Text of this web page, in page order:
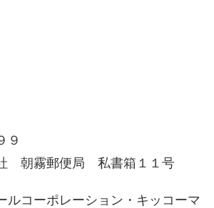
９
朝霧郵便局 私書箱１１号
ルコーポレーション・キッコーマ